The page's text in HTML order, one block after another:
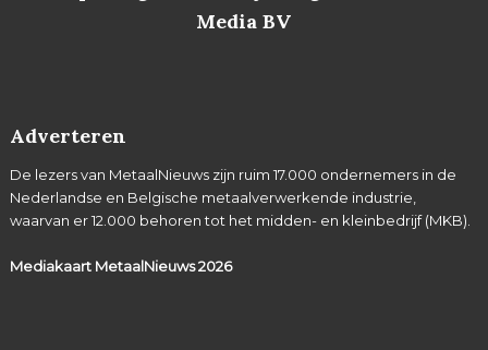
Media BV
Adverteren
De lezers van MetaalNieuws zijn ruim 17.000 ondernemers in de
Nederlandse en Belgische metaalverwerkende industrie,
waarvan er 12.000 behoren tot het midden- en kleinbedrijf (MKB).
Mediakaart MetaalNieuws2026